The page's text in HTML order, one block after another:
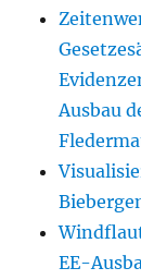
Ausbau
EE-